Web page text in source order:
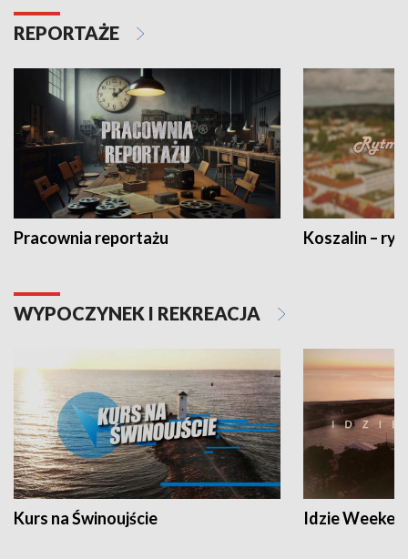
REPORTAŻE
Pracownia reportażu Koszalin –
WYPOCZYNEK I REKREACJA
Kurs na Świnoujście Idzie